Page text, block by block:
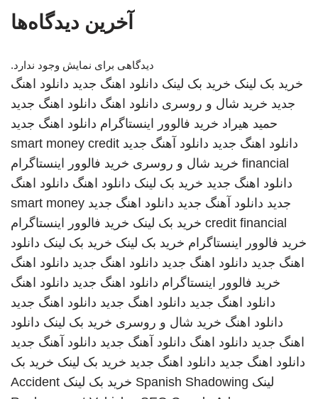
آخرین دیدگاه‌ها
دیدگاهی برای نمایش وجود ندارد.
خرید بک لینک خرید بک لینک دانلود اهنگ جدید دانلود اهنگ
جدید خرید شال و روسری دانلود اهنگ دانلود اهنگ جدید
حمید هیراد خرید فالوور اینستاگرام دانلود اهنگ جدید
دانلود اهنگ جدید دانلود آهنگ جدید smart money credit
financial خرید شال و روسری خرید فالوور اینستاگرام
دانلود اهنگ جدید خرید بک لینک دانلود اهنگ دانلود اهنگ
جدید دانلود آهنگ جدید دانلود اهنگ جدید smart money
credit financial خرید بک لینک خرید فالوور اینستاگرام
خرید فالوور اینستاگرام خرید بک لینک خرید بک لینک دانلود
اهنگ جدید دانلود اهنگ جدید دانلود اهنگ جدید دانلود اهنگ
خرید فالوور اینستاگرام دانلود اهنگ جدید دانلود اهنگ
دانلود اهنگ جدید دانلود اهنگ جدید دانلود اهنگ جدید
دانلود اهنگ خرید شال و روسری خرید بک لینک دانلود
اهنگ جدید دانلود اهنگ دانلود آهنگ جدید دانلود آهنگ جدید
دانلود اهنگ جدید دانلود اهنگ جدید خرید بک لینک خرید بک
لینک Spanish Shadowing خرید بک لینک Accident